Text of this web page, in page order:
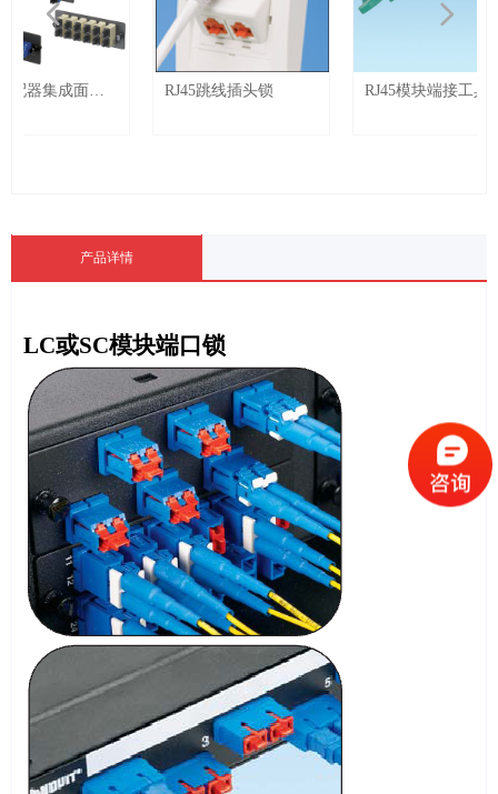
产品详情
LC或SC模块端口锁
集成面板
RJ45跳线插头锁 RJ45模块端接工具
넳 넲